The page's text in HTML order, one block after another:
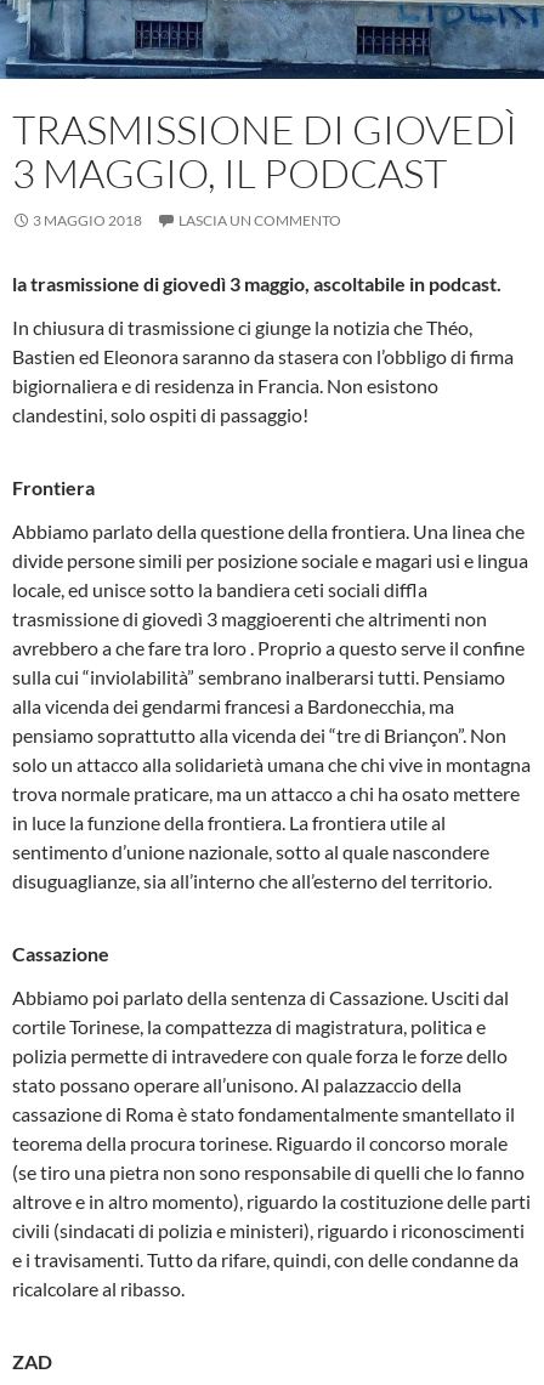
TRASMISSIONE DI GIOVEDÌ
3 MAGGIO, IL PODCAST
3 MAGGIO 2018 LASCIA UN COMMENTO
la trasmissione di giovedì 3 maggio, ascoltabile in podcast.
In chiusura di trasmissione ci giunge la notizia che Théo,
Bastien ed Eleonora saranno da stasera con l’obbligo di firma
bigiornaliera e di residenza in Francia. Non esistono
clandestini, solo ospiti di passaggio!
Frontiera
Abbiamo parlato della questione della frontiera. Una linea che
divide persone simili per posizione sociale e magari usi e lingua
locale, ed unisce sotto la bandiera ceti sociali diffla
trasmissione di giovedì 3 maggioerenti che altrimenti non
avrebbero a che fare tra loro . Proprio a questo serve il confine
sulla cui “inviolabilità” sembrano inalberarsi tutti. Pensiamo
alla vicenda dei gendarmi francesi a Bardonecchia, ma
pensiamo soprattutto alla vicenda dei “tre di Briançon”. Non
solo un attacco alla solidarietà umana che chi vive in montagna
trova normale praticare, ma un attacco a chi ha osato mettere
in luce la funzione della frontiera. La frontiera utile al
sentimento d’unione nazionale, sotto al quale nascondere
disuguaglianze, sia all’interno che all’esterno del territorio.
Cassazione
Abbiamo poi parlato della sentenza di Cassazione. Usciti dal
cortile Torinese, la compattezza di magistratura, politica e
polizia permette di intravedere con quale forza le forze dello
stato possano operare all’unisono. Al palazzaccio della
cassazione di Roma è stato fondamentalmente smantellato il
teorema della procura torinese. Riguardo il concorso morale
(se tiro una pietra non sono responsabile di quelli che lo fanno
altrove e in altro momento), riguardo la costituzione delle parti
civili (sindacati di polizia e ministeri), riguardo i riconoscimenti
e i travisamenti. Tutto da rifare, quindi, con delle condanne da
ricalcolare al ribasso.
ZAD